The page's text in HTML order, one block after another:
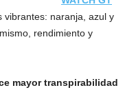
vibrantes: naranja, azul y
rendimiento y
mayor transpirabilidad